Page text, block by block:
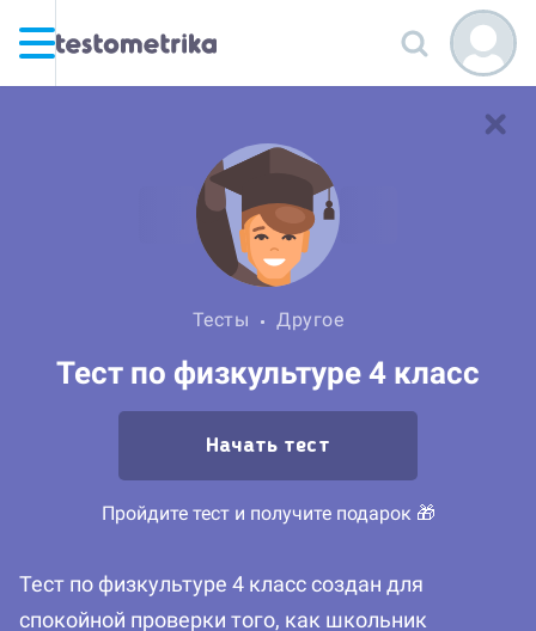
Тесты Другое
Тест по физкультуре 4 класс
Начать тест
Пройдите тест и получите подарок 🎁
Тест по физкультуре 4 класс создан для
спокойной проверки того, как школьник